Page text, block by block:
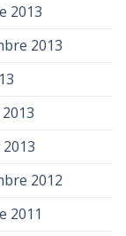
2013
2013
2012
2011